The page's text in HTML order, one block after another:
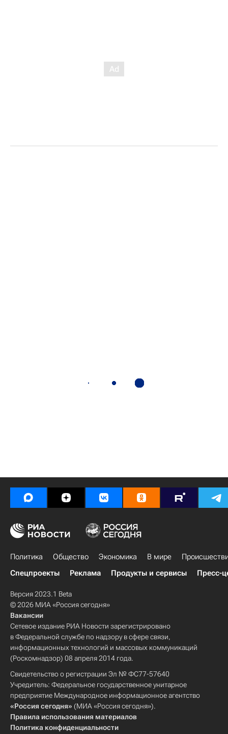
Политика Общество Экономика В мире
Спецпроекты
Реклама Продукты и сервисы Пресс-
Версия 2023.1 Beta
© 2026 МИА «Россия сегодня»
Вакансии
Сетевое издание РИА Новости зарегистрировано
в Федеральной службе по надзору в сфере связи,
информационных технологий и массовых коммуникаций
(Роскомнадзор) 08 апреля 2014 года.
Свидетельство о регистрации Эл № ФС77-57640
Учредитель: Федеральное государственное унитарное
предприятие Международное информационное агентство
«Россия сегодня» (МИА «Россия сегодня»).
Правила использования материалов
Политика конфиденциальности